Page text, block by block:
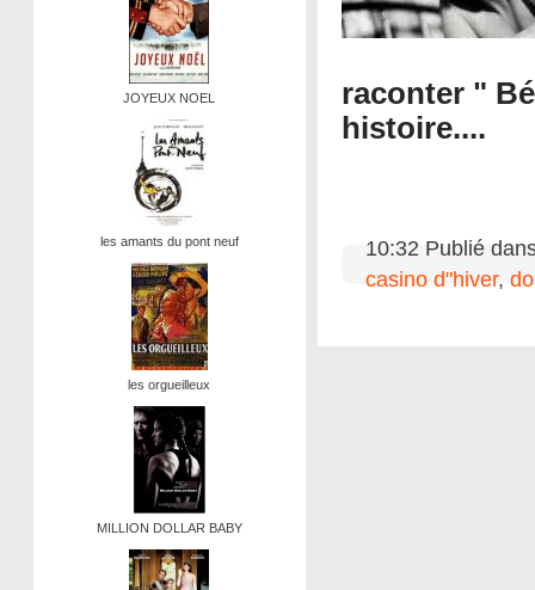
JOYEUX NOEL
les amants du pont neuf
les orgueilleux
MILLION DOLLAR BABY
raconter "
histoire....
10:32 Publié
casino d"hiver,